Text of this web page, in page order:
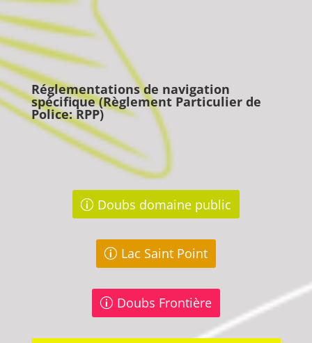
Réglementations de navigation
spécifique (Règlement Particulier de
Police: RPP)
Doubs domaine public
Lac Saint Point
Doubs Frontière